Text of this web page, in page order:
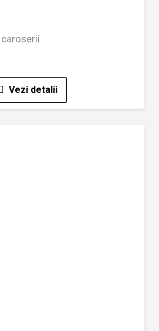
Vezi detalii